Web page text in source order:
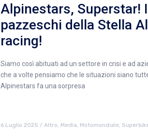
Alpinestars, Superstar!
pazzeschi della Stella
racing!
Siamo così abituati ad un settore in crisi e ad
che a volte pensiamo che le situazioni siano
Alpinestars fa una sorpresa
6 Luglio 2025 / Altro, Media, Motomondiale,